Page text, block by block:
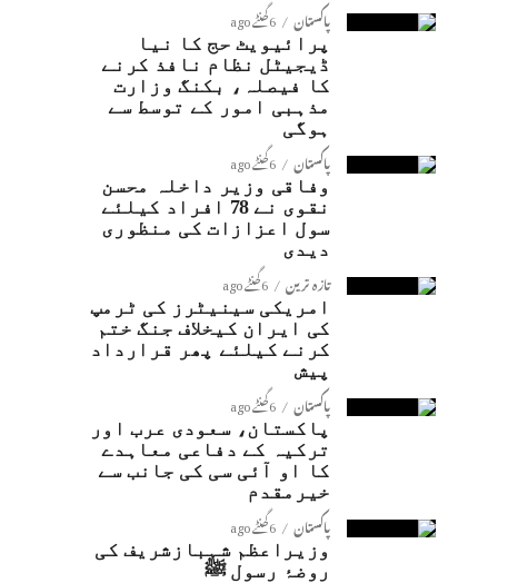
پاکستان 6 گھنٹے ago
پرائیویٹ حج کا نیا
ڈیجیٹل نظام نافذ کرنے
کا فیصلہ، بکنگ وزارت
مذہبی امور کے توسط سے
ہوگی
پاکستان 6 گھنٹے ago
وفاقی وزیر داخلہ محسن
نقوی نے 78 افراد کیلئے
سول اعزازات کی منظوری
دیدی
تازہ ترین 6 گھنٹے ago
امریکی سینیٹرز کی ٹرمپ
کی ایران کیخلاف جنگ ختم
کرنے کیلئے پھر قرارداد
پیش
پاکستان 6 گھنٹے ago
پاکستان، سعودی عرب اور
ترکیہ کے دفاعی معاہدے
کا او آئی سی کی جانب سے
خیرمقدم
پاکستان 6 گھنٹے ago
وزیراعظم شہبازشریف کی
روضۂ رسول ﷺ